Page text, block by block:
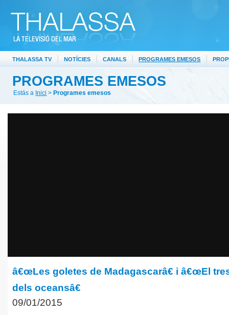
THALASSA TV NOTÍCIES CANALS PROGRAMES EMESOS
PROGRAMES EMESOS
Estás a Inici > Programes emesos
â€œLes goletes de Madagascarâ€ i â€œEl
dels oceansâ€
09/01/2015